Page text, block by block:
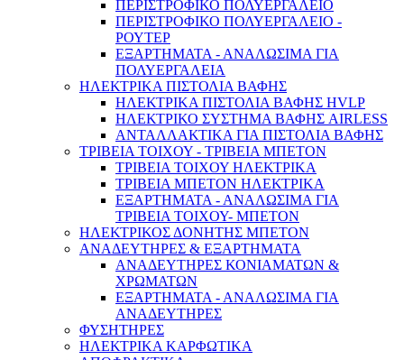
Αντλίες & Πιεστικά
ΠΕΡΙΣΤΡΟΦΙΚΟ ΠΟΛΥΕΡΓΑΛΕΙΟ
ΠΕΡΙΣΤΡΟΦΙΚΟ ΠΟΛΥΕΡΓΑΛΕΙΟ -
ΡΟΥΤΕΡ
ΕΞΑΡΤΗΜΑΤΑ - ΑΝΑΛΩΣΙΜΑ ΓΙΑ
ΠΟΛΥΕΡΓΑΛΕΙΑ
ΗΛΕΚΤΡΙΚΑ ΠΙΣΤΟΛΙΑ ΒΑΦΗΣ
ΗΛΕΚΤΡΙΚΑ ΠΙΣΤΟΛΙΑ ΒΑΦΗΣ HVLP
ΗΛΕΚΤΡΙΚΟ ΣΥΣΤΗΜΑ ΒΑΦΗΣ AIRLESS
ΑΝΤΑΛΛΑΚΤΙΚΑ ΓΙΑ ΠΙΣΤΟΛΙΑ ΒΑΦΗΣ
ΤΡΙΒΕΙΑ ΤΟΙΧΟΥ - ΤΡΙΒΕΙΑ ΜΠΕΤΟΝ
ΤΡΙΒΕΙΑ ΤΟΙΧΟΥ ΗΛΕΚΤΡΙΚΑ
ΤΡΙΒΕΙΑ ΜΠΕΤΟΝ ΗΛΕΚΤΡΙΚΑ
ΕΞΑΡΤΗΜΑΤΑ - ΑΝΑΛΩΣΙΜΑ ΓΙΑ
ΤΡΙΒΕΙΑ ΤΟΙΧΟΥ- ΜΠΕΤΟΝ
ΗΛΕΚΤΡΙΚΟΣ ΔΟΝΗΤΗΣ ΜΠΕΤΟΝ
ΑΝΑΔΕΥΤΗΡΕΣ & ΕΞΑΡΤΗΜΑΤΑ
ΑΝΑΔΕΥΤΗΡΕΣ ΚΟΝΙΑΜΑΤΩΝ &
ΧΡΩΜΑΤΩΝ
ΕΞΑΡΤΗΜΑΤΑ - ΑΝΑΛΩΣΙΜΑ ΓΙΑ
ΑΝΑΔΕΥΤΗΡΕΣ
ΦΥΣΗΤΗΡΕΣ
ΗΛΕΚΤΡΙΚΑ ΚΑΡΦΩΤΙΚΑ